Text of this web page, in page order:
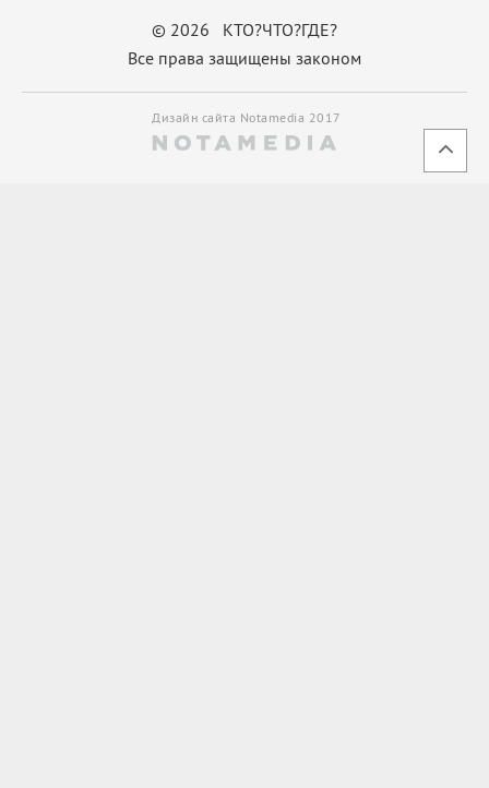
© 2026 КТО?ЧТО?ГДЕ?
Все права защищены законом
Дизайн сайта Notamedia 2017